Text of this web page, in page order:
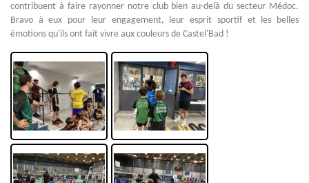
contribuent à faire rayonner notre club bien au-delà du secteur Médoc.
Bravo à eux pour leur engagement, leur esprit sportif et les belles
émotions qu'ils ont fait vivre aux couleurs de Castel'Bad !